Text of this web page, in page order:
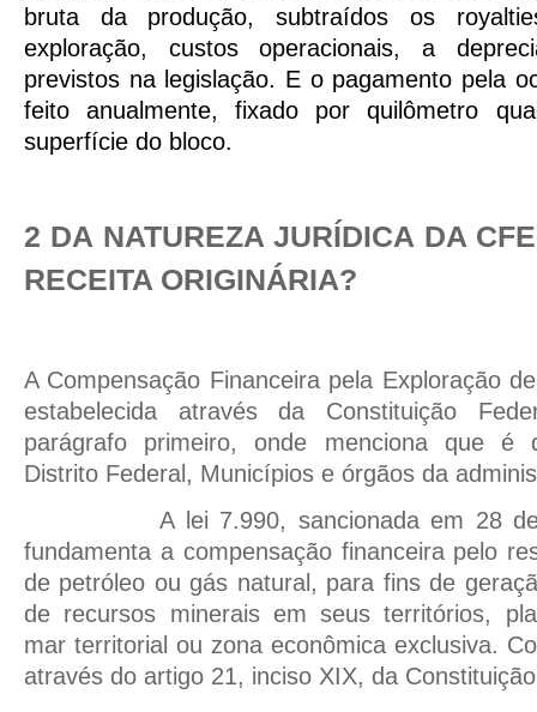
bruta da produção, subtraídos os
exploração, custos operacionais, a
previstos na legislação. E o pagamento pela
feito anualmente, fixado por quilômetro
superfície do bloco.
2 DA NATUREZA JURÍDICA DA
RECEITA ORIGINÁRIA?
A Compensação Financeira pela Exploração
estabelecida através da Constituição
parágrafo primeiro, onde menciona que é
Distrito Federal, Municípios e órgãos da
A lei 7.990, sancionada em 28
fundamenta a compensação financeira pelo
de petróleo ou gás natural, para fins de
de recursos minerais em seus territórios,
mar territorial ou zona econômica exclusiva.
através do artigo 21, inciso XIX, da